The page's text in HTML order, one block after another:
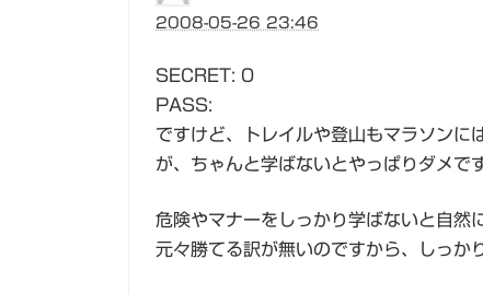
2008-05-26 23:46
SECRET: 0
PASS:
ですけど、トレイルや登山もマラソンに
が、ちゃんと学ばないとやっぱりダメで
危険やマナーをしっかり学ばないと自然
元々勝てる訳が無いのですから、しっか